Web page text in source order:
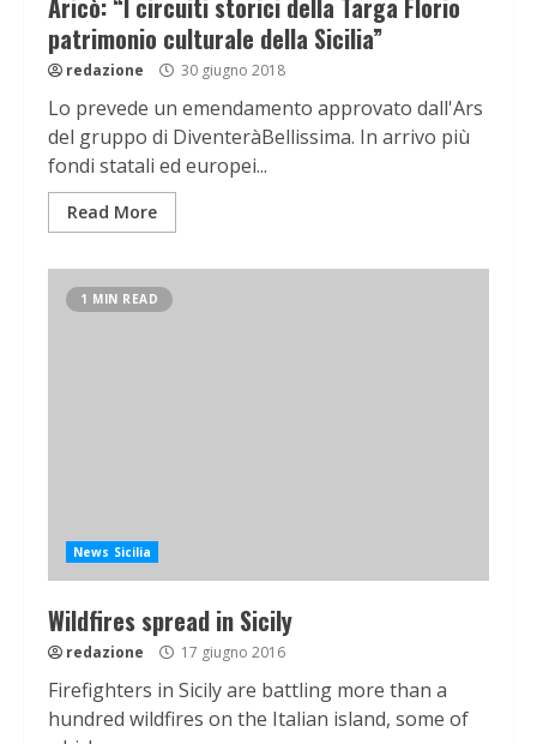
Aricò: “I circuiti storici della Targa Florio
patrimonio culturale della Sicilia”
redazione 30 giugno 2018
Lo prevede un emendamento approvato dall'Ars
del gruppo di DiventeràBellissima. In arrivo più
fondi statali ed europei...
Read More
1 MIN READ
News Sicilia
Wildfires spread in Sicily
redazione 17 giugno 2016
Firefighters in Sicily are battling more than a
hundred wildfires on the Italian island, some of